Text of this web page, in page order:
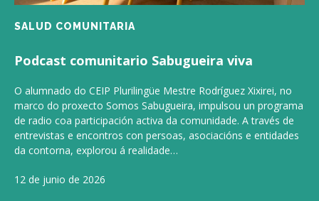
SALUD COMUNITARIA
Podcast comunitario Sabugueira viva
O alumnado do CEIP Plurilingüe Mestre Rodríguez Xixirei, no
marco do proxecto Somos Sabugueira, impulsou un programa
de radio coa participación activa da comunidade. A través de
entrevistas e encontros con persoas, asociacións e entidades
da contorna, explorou á realidade…
12 de junio de 2026